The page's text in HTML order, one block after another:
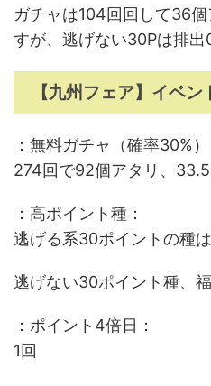
ガチャは104回回して36
すが、逃げない30Pは排出
【九州フェア】イベン
：無料ガチャ（確率30%）
274回で92個アタリ、
：高ポイント種：
逃げる系30ポイントの種
逃げない30ポイント種、
：ポイント4倍日：
1回